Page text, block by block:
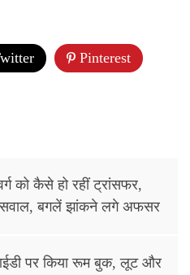
Pinterest
को कैसे हो रहीं ट्रांसफर,
सवाल, बगलें झांकने लगे अफसर
पर किया रूम बुक, लूट और